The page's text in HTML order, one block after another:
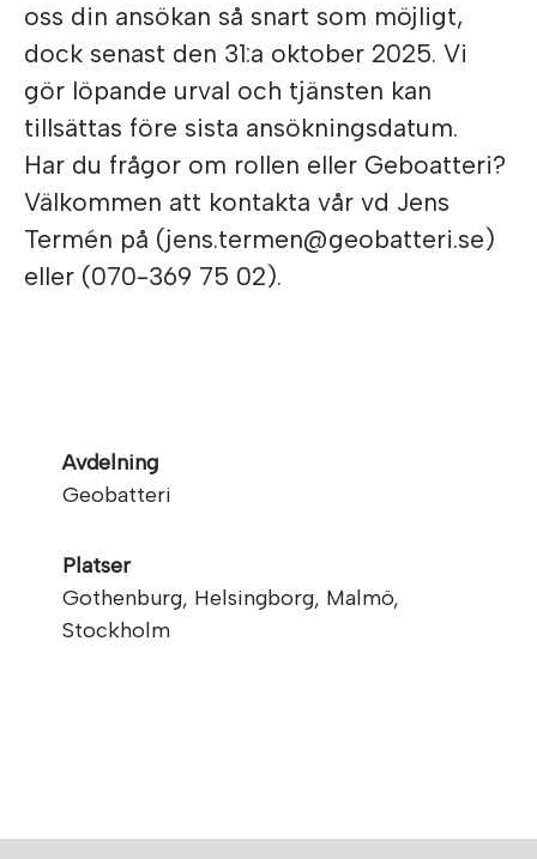
oss din ansökan så snart som möjligt,
dock senast den 31:a oktober 2025. Vi
gör löpande urval och tjänsten kan
tillsättas före sista ansökningsdatum.
Har du frågor om rollen eller Geboatteri?
Välkommen att kontakta vår vd Jens
Termén på (jens.termen@geobatteri.se)
eller (070-369 75 02).
Avdelning
Geobatteri
Platser
Gothenburg, Helsingborg, Malmö,
Stockholm